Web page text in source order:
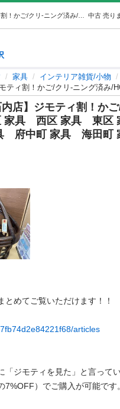
中古 売り
家具 インテリア雑貨/小物
内店】ジモティ割！か
家具 西区 家具 東区
府中町 家具 海田
めてご覧いただけます！！
articles
ジモティを見た」と言ってい
）でご購入が可能です。